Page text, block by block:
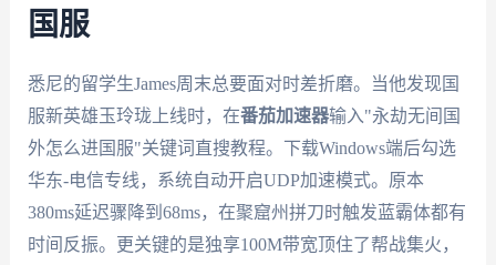
国服
悉尼的留学生James周末总要面对时差折磨。当他发现国
服新英雄玉玲珑上线时，在番茄加速器输入"永劫无间国
外怎么进国服"关键词直搜教程。下载Windows端后勾选
华东-电信专线，系统自动开启UDP加速模式。原本
380ms延迟骤降到68ms，在聚窟州拼刀时触发蓝霸体都有
时间反振。更关键的是独享100M带宽顶住了帮战集火，